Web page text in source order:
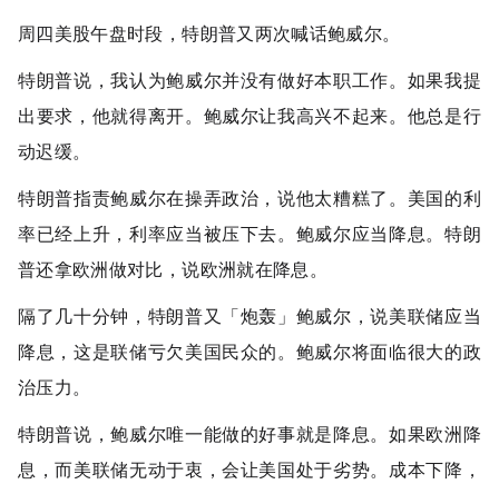
周四美股午盘时段，特朗普又两次喊话鲍威尔。
特朗普说，我认为鲍威尔并没有做好本职工作。如果我提
出要求，他就得离开。鲍威尔让我高兴不起来。他总是行
动迟缓。
特朗普指责鲍威尔在操弄政治，说他太糟糕了。美国的利
率已经上升，利率应当被压下去。鲍威尔应当降息。特朗
普还拿欧洲做对比，说欧洲就在降息。
隔了几十分钟，特朗普又「炮轰」鲍威尔，说美联储应当
降息，这是联储亏欠美国民众的。鲍威尔将面临很大的政
治压力。
特朗普说，鲍威尔唯一能做的好事就是降息。如果欧洲降
息，而美联储无动于衷，会让美国处于劣势。成本下降，